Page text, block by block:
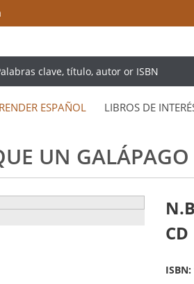
ESPAÑOL LIBROS DE
UN
CD
ISBN: